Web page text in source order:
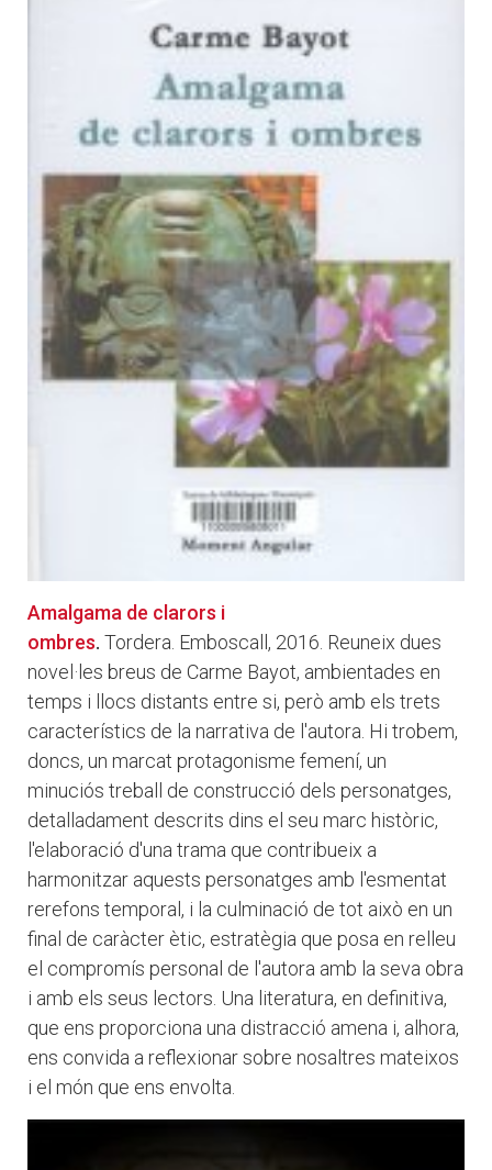
Amalgama de clarors i
ombres. Tordera. Emboscall, 2016. Reuneix dues
novel·les breus de Carme Bayot, ambientades en
temps i llocs distants entre si, però amb els trets
característics de la narrativa de l'autora. Hi trobem,
doncs, un marcat protagonisme femení, un
minuciós treball de construcció dels personatges,
detalladament descrits dins el seu marc històric,
l'elaboració d'una trama que contribueix a
harmonitzar aquests personatges amb l'esmentat
rerefons temporal, i la culminació de tot això en un
final de caràcter ètic, estratègia que posa en relleu
el compromís personal de l'autora amb la seva obra
i amb els seus lectors. Una literatura, en definitiva,
que ens proporciona una distracció amena i, alhora,
ens convida a reflexionar sobre nosaltres mateixos
i el món que ens envolta.